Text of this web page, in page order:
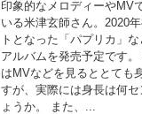
印象的なメロディーやMV
いる米津玄師さん。2020
トとなった「パプリカ」
アルバムを発売予定です
はMVなどを見るととても
すが、実際には身長は何
ょうか。 また、...